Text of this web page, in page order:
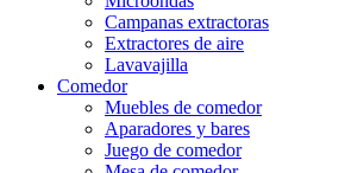
Campanas extractoras
Extractores de aire
Lavavajilla
Comedor
Muebles de comedor
Aparadores y bares
Juego de comedor